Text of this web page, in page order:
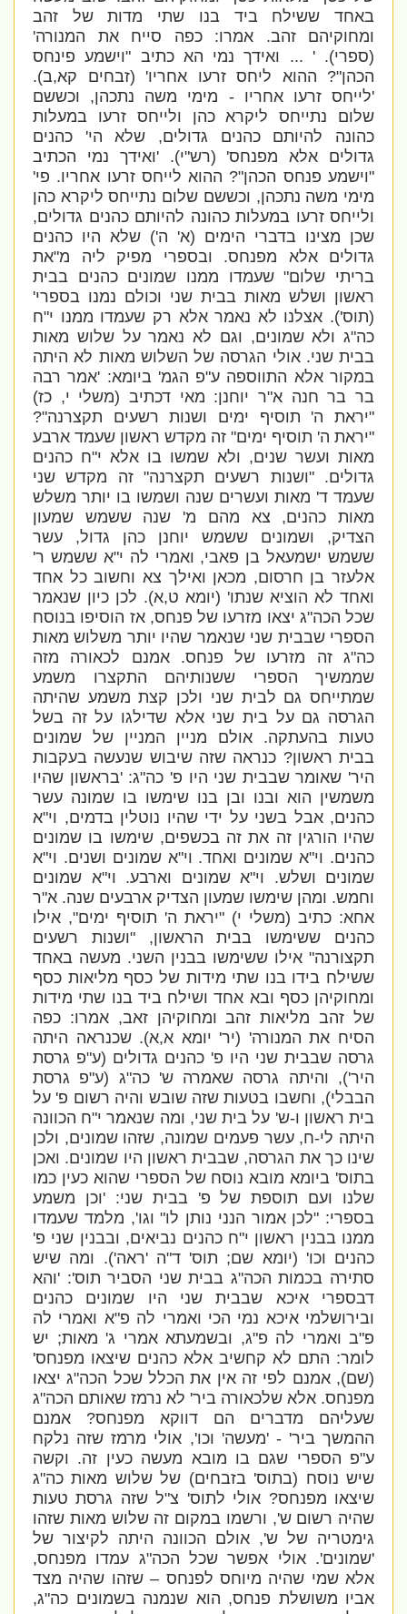
באחד ששילח ביד בנו שתי מדות של זהב
ומחוקיהם זהב. אמרו: כפה סייח את המנורה'
(ספרי). ' ... ואידך נמי הא כתיב "וישמע פינחס
הכהן"? ההוא ליחס זרעו אחריו' (זבחים קא,ב).
'לייחס זרעו אחריו - מימי משה נתכהן, וכששם
שלום נתייחס ליקרא כהן ולייחס זרעו במעלות
כהונה להיותם כהנים גדולים, שלא הי' כהנים
גדולים אלא מפנחס' (רש"י). 'ואידך נמי הכתיב
"וישמע פנחס הכהן"? ההוא לייחס זרעו אחריו. פי'
מימי משה נתכהן, וכששם שלום נתייחס ליקרא כהן
ולייחס זרעו במעלות כהונה להיותם כהנים גדולים,
שכן מצינו בדברי הימים (א' ה') שלא היו כהנים
גדולים אלא מפנחס. ובספרי מפיק ליה מ"את
בריתי שלום" שעמדו ממנו שמונים כהנים בבית
ראשון ושלש מאות בבית שני וכולם נמנו בספרי'
(תוס'). אצלנו לא נאמר אלא רק שעמדו ממנו י"ח
כה"ג ולא שמונים, וגם לא נאמר על שלוש מאות
בבית שני. אולי הגרסה של השלוש מאות לא היתה
במקור אלא התווספה ע"פ הגמ' ביומא: 'אמר רבה
בר בר חנה א"ר יוחנן: מאי דכתיב (משלי י, כז)
"יראת ה' תוסיף ימים ושנות רשעים תקצרנה"?
"יראת ה' תוסיף ימים" זה מקדש ראשון שעמד ארבע
מאות ועשר שנים, ולא שמשו בו אלא י"ח כהנים
גדולים. "ושנות רשעים תקצרנה" זה מקדש שני
שעמד ד' מאות ועשרים שנה ושמשו בו יותר משלש
מאות כהנים, צא מהם מ' שנה ששמש שמעון
הצדיק, ושמונים ששמש יוחנן כהן גדול, עשר
ששמש ישמעאל בן פאבי, ואמרי לה י"א ששמש ר'
אלעזר בן חרסום, מכאן ואילך צא וחשוב כל אחד
ואחד לא הוציא שנתו' (יומא ט,א). לכן כיון שנאמר
שכל הכה"ג יצאו מזרעו של פנחס, אז הוסיפו בנוסח
הספרי שבבית שני שנאמר שהיו יותר משלוש מאות
כה"ג זה מזרעו של פנחס. אמנם לכאורה מזה
שממשיך הספרי ששנותיהם התקצרו משמע
שמתייחס גם לבית שני ולכן קצת משמע שהיתה
הגרסה גם על בית שני אלא שדילגו על זה בשל
טעות בהעתקה. אולם מניין המניין של שמונים
בבית ראשון? כנראה שזה שיבוש שנעשה בעקבות
היר' שאומר שבבית שני היו פ' כה"ג: 'בראשון שהיו
משמשין הוא ובנו ובן בנו שימשו בו שמונה עשר
כהנים, אבל בשני על ידי שהיו נוטלין בדמים, וי"א
שהיו הורגין זה את זה בכשפים, שימשו בו שמונים
כהנים. וי"א שמונים ואחד. וי"א שמונים ושנים. וי"א
שמונים ושלש. וי"א שמונים וארבע. וי"א שמונים
וחמש. ומהן שימשו שמעון הצדיק ארבעים שנה. א"ר
אחא: כתיב (משלי י) "יראת ה' תוסיף ימים", אילו
כהנים ששימשו בבית הראשון, "ושנות רשעים
תקצורנה" אילו ששימשו בבנין השני. מעשה באחד
ששילח בידו בנו שתי מידות של כסף מליאות כסף
ומחוקיהן כסף ובא אחד ושילח ביד בנו שתי מידות
של זהב מליאות זהב ומחוקיהן זאב, אמרו: כפה
הסיח את המנורה' (יר' יומא א,א). שכנראה היתה
גרסה שבבית שני היו פ' כהנים גדולים (ע"פ גרסת
היר'), והיתה גרסה שאמרה ש' כה"ג (ע"פ גרסת
הבבלי), וחשבו בטעות שזה שובש והיה רשום פ' על
בית ראשון ו-ש' על בית שני, ומה שנאמר י"ח הכוונה
היתה לי-ח, עשר פעמים שמונה, שזהו שמונים, ולכן
שינו כך את הגרסה, שבבית ראשון היו שמונים. ואכן
בתוס' ביומא מובא נוסח של הספרי שהוא כעין כמו
שלנו ועם תוספת של פ' בבית שני:'וכן משמע
בספרי: "לכן אמור הנני נותן לו" וגו', מלמד שעמדו
ממנו בבנין ראשון י"ח כהנים נביאים, ובבנין שני פ'
כהנים וכו'(יומא שם;תוס' ד"ה 'ראה'). ומה שיש
סתירה בכמות הכה"ג בבית שני הסביר תוס': 'והא
דבספרי איכא שבבית שני היו שמונים כהנים
ובירושלמי איכא נמי הכי ואמרי לה פ"א ואמרי לה
פ"ב ואמרי לה פ"ג, ובשמעתא אמרי ג' מאות; יש
לומר: התם לא קחשיב אלא כהנים שיצאו מפנחס'
(שם), אמנם לפי זה אין את הכלל שכל הכה"ג יצאו
מפנחס. אלא שלכאורה ביר' לא נרמז שאותם הכה"ג
שעליהם מדברים הם דווקא מפנחס? אמנם
ההמשך ביר' - 'מעשה' וכו', אולי מרמז שזה נלקח
ע"פ הספרי שגם בו מובא מעשה כעין זה. וקשה
שיש נוסח (בתוס' בזבחים) של שלוש מאות כה"ג
שיצאו מפנחס? אולי לתוס' צ"ל שזה גרסת טעות
שהיה רשום ש', ורשמו במקום זה שלוש מאות שזהו
גימטריה של ש', אולם הכוונה היתה לקיצור של
'שמונים'. אולי אפשר שכל הכה"ג עמדו מפנחס,
אלא שמי שהיה מיוחס לפנחס – שזהו שהיה מצד
אביו משושלת פנחס, הוא שנמנה בשמונים כה"ג,